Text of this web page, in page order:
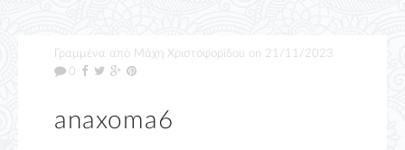
Γραμμένα από Μάχη Χριστοφορίδου on 21/11/2023
0
anaxoma6